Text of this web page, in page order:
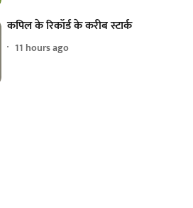
कपिल के रिकॉर्ड के करीब स्टार्क
11 hours ago